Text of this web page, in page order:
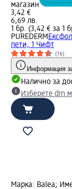
магазин
3,42 €
6,69 лв.
1 бр. (3,42 € за 1
PUREDERM
пети, 1 Чифт
(16)
Информация
Налично за
Изберете dm
Марка: Balea;